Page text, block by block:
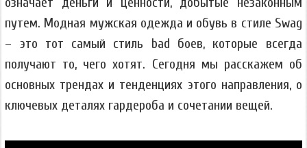
путем. Модная мужская одежда и обувь в стиле Swag
– это тот самый стиль bad боев, которые всегда
получают то, чего хотят. Сегодня мы расскажем об
основных трендах и тенденциях этого направления, о
ключевых деталях гардероба и сочетании вещей.